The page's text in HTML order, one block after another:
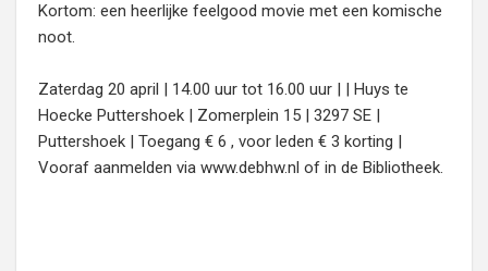
Kortom: een heerlijke feelgood movie met een komische
noot.
Zaterdag 20 april | 14.00 uur tot 16.00 uur | | Huys te
Hoecke Puttershoek | Zomerplein 15 | 3297 SE |
Puttershoek | Toegang € 6 , voor leden € 3 korting |
Vooraf aanmelden via www.debhw.nl of in de Bibliotheek.